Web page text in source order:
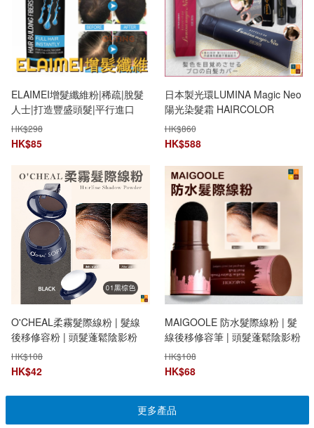
ELAIMEI增髮纖維粉|稀疏|脫髮
人士|打造豐盛頭髮|平行進口
HK$298
HK$85
日本製光環LUMINA Magic Neo
陽光染髮霜 HAIRCOLOR
RETOUCH 便攜式髮根光染髮
劑 套裝|可免沖洗敏感頭皮UV
白髮救星 SII升級 香港行貨
HK$860
HK$588
O'CHEAL柔霧髮際線粉 | 髮線
後移修容粉 | 頭髮蓬鬆陰影粉
HK$108
HK$42
MAIGOOLE 防水髮際線粉 | 髮
線後移修容筆 | 頭髮蓬鬆陰影粉
HK$108
HK$68
更多產品